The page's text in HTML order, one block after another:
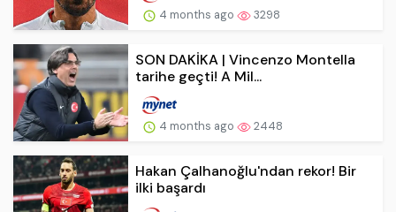
4 months ago 3298
SON DAKİKA | Vincenzo Montella
tarihe geçti! A Mil...
4 months ago 2448
Hakan Çalhanoğlu'ndan rekor! Bir
ilki başardı